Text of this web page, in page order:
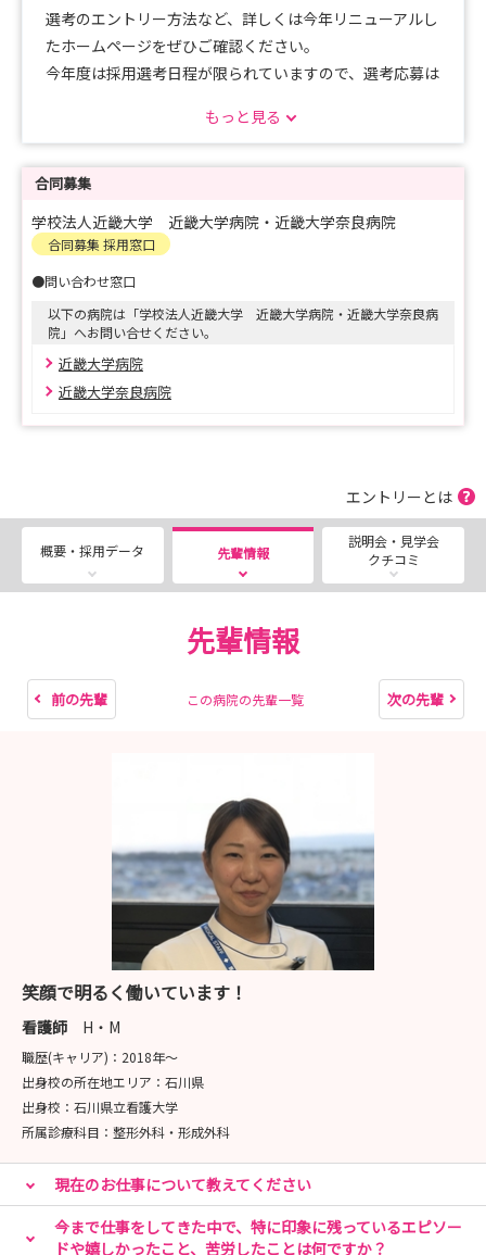
選考のエントリー方法など、詳しくは今年リニューアルし
たホームページをぜひご確認ください。
今年度は採用選考日程が限られていますので、選考応募は
もっと見る
合同募集
学校法人近畿大学 近畿大学病院・近畿大学奈良病院
合同募集 採用窓口
●問い合わせ窓口
以下の病院は「学校法人近畿大学 近畿大学病院・近畿大学奈良病
院」へお問い合せください。
近畿大学病院
近畿大学奈良病院
エントリーとは
概要・採用データ 先輩情報
説明会・見学会
クチコミ
先輩情報
前の先輩 この病院の先輩一覧 次の先輩
笑顔で明るく働いています！
看護師 H・M
職歴(キャリア)： 2018年〜
出身校の所在地エリア： 石川県
出身校： 石川県立看護大学
所属診療科目： 整形外科・形成外科
現在のお仕事について教えてください
今まで仕事をしてきた中で、特に印象に残っているエピソー
ドや嬉しかったこと、苦労したことは何ですか？